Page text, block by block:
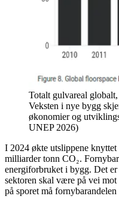
Totalt gulvareal
Veksten i nye bygg
økonomier og
UNEP 2026)
I 2024 økte utslippene
milliarder tonn CO₂.
energiforbruket i bygg. Det
sektoren skal være på vei
på sporet må